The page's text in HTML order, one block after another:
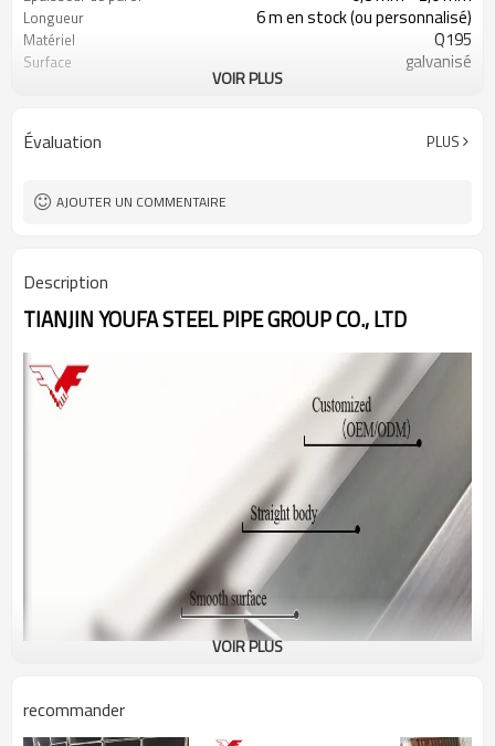
Longueur 6 m en stock (ou personnalisé)
Matériel Q195
Surface galvanisé
en paquets avec emballage PVC
VOIR PLUS
Évaluation PLUS
AJOUTER UN COMMENTAIRE
Description
TIANJIN YOUFA STEEL PIPE GROUP CO., LTD
VOIR PLUS
recommander